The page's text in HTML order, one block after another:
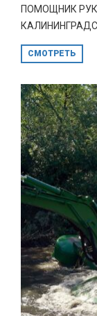
ПОМОЩНИК
СМОТРЕТЬ